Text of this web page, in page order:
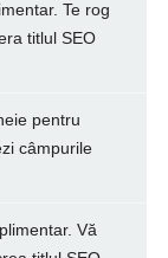
Te rog
titlul SEO
pentru
câmpurile
Vă